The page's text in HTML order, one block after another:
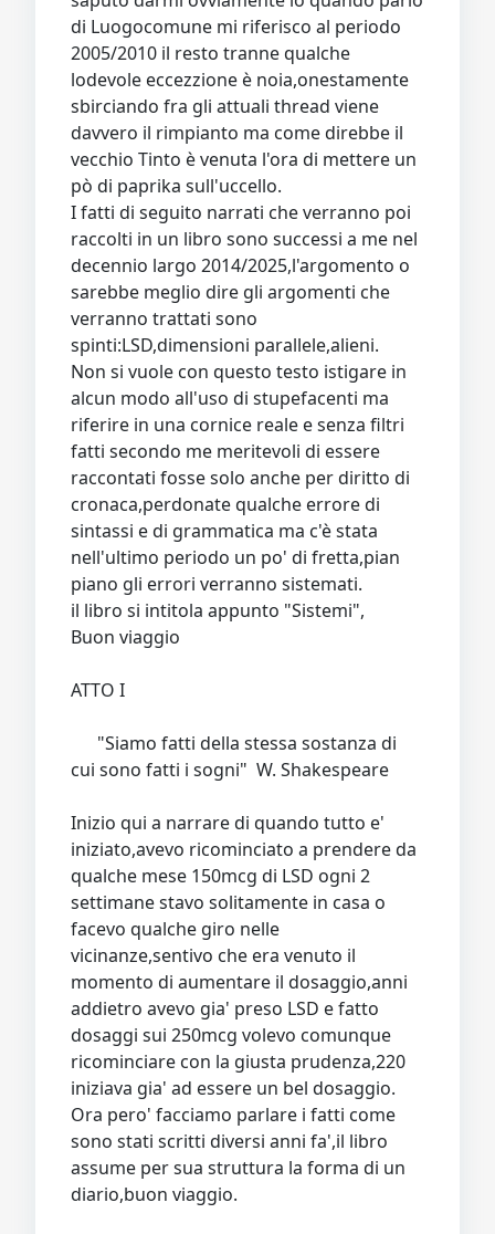
di Luogocomune mi riferisco al periodo
2005/2010 il resto tranne qualche
lodevole eccezzione è noia,onestamente
sbirciando fra gli attuali thread viene
davvero il rimpianto ma come direbbe il
vecchio Tinto è venuta l'ora di mettere un
pò di paprika sull'uccello.
I fatti di seguito narrati che verranno poi
raccolti in un libro sono successi a me nel
decennio largo 2014/2025,l'argomento o
sarebbe meglio dire gli argomenti che
verranno trattati sono
spinti:LSD,dimensioni parallele,alieni.
Non si vuole con questo testo istigare in
alcun modo all'uso di stupefacenti ma
riferire in una cornice reale e senza filtri
fatti secondo me meritevoli di essere
raccontati fosse solo anche per diritto di
cronaca,perdonate qualche errore di
sintassi e di grammatica ma c'è stata
nell'ultimo periodo un po' di fretta,pian
piano gli errori verranno sistemati.
il libro si intitola appunto "Sistemi",
Buon viaggio
ATTO I
"Siamo fatti della stessa sostanza di
cui sono fatti i sogni" W. Shakespeare
Inizio qui a narrare di quando tutto e'
iniziato,avevo ricominciato a prendere da
qualche mese 150mcg di LSD ogni 2
settimane stavo solitamente in casa o
facevo qualche giro nelle
vicinanze,sentivo che era venuto il
momento di aumentare il dosaggio,anni
addietro avevo gia' preso LSD e fatto
dosaggi sui 250mcg volevo comunque
ricominciare con la giusta prudenza,220
iniziava gia' ad essere un bel dosaggio.
Ora pero' facciamo parlare i fatti come
sono stati scritti diversi anni fa',il libro
assume per sua struttura la forma di un
diario,buon viaggio.